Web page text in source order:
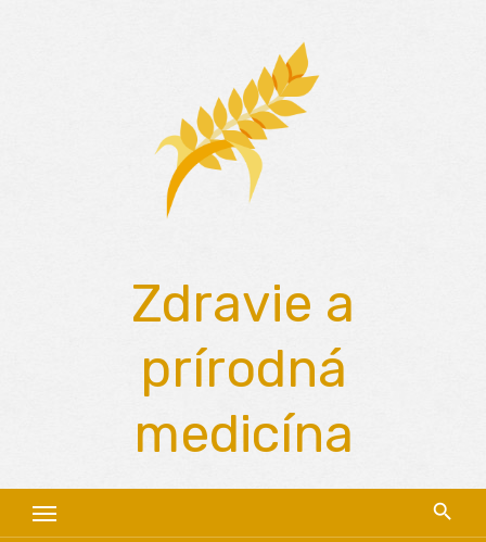
Zdravie a
prírodná
medicína